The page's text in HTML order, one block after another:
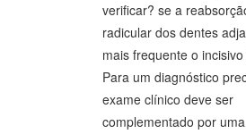
verificar? se a
radicular dos dentes
mais frequente o
Para um diagnóstico
exame clínico deve ser
complementado por uma